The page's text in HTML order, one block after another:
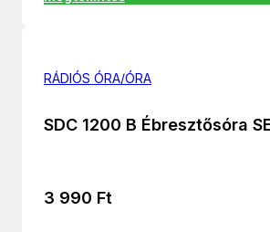
RÁDIÓS ÓRA/ÓRA
SDC 1200 B Ébresztősóra
3 990 Ft